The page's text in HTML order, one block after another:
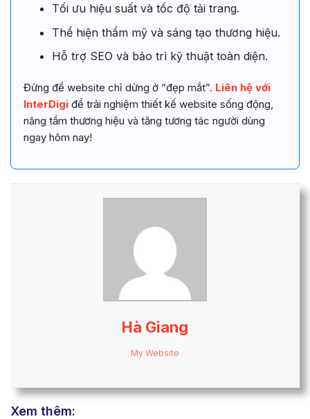
Tối ưu hiệu suất và tốc độ tải trang.
Thể hiện thẩm mỹ và sáng tạo thương hiệu.
Hỗ trợ SEO và bảo trì kỹ thuật toàn diện.
Đừng để website chỉ dừng ở “đẹp mắt”. Liên hệ với
InterDigi để trải nghiệm thiết kế website sống động,
nâng tầm thương hiệu và tăng tương tác người dùng
ngay hôm nay!
Hà Giang
My Website
Xem thêm: